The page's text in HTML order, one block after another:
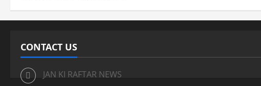
CONTACT US
JAN KI RAFTAR NEWS